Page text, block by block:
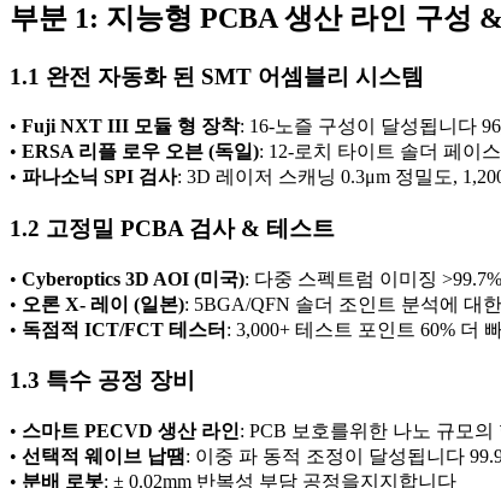
부분 1: 지능형 PCBA 생산 라인 구성
1.1 완전 자동화 된 SMT 어셈블리 시스템
• Fuji NXT III 모듈 형 장착: 16-노즐 구성이 달성됩니다
• ERSA 리플 로우 오븐 (독일): 12-로치 타이트 솔더 페이
• 파나소닉 SPI 검사: 3D 레이저 스캐닝 0.3μm 정밀도,
1.2 고정밀 PCBA 검사 & 테스트
• Cyberoptics 3D AOI (미국): 다중 스펙트럼 이미징
• 오론 X- 레이 (일본): 5BGA/QFN 솔더 조인트 분석에 대
• 독점적 ICT/FCT 테스터 : 3,000+ 테스트 포인트 60% 더
1.3 특수 공정 장비
• 스마트 PECVD 생산 라인: PCB 보호를위한 나노 규모의
• 선택적 웨이브 납땜: 이중 파 동적 조정이 달성됩니다
• 분배 로봇: ± 0.02mm 반복성 부담 공정을지지합니다